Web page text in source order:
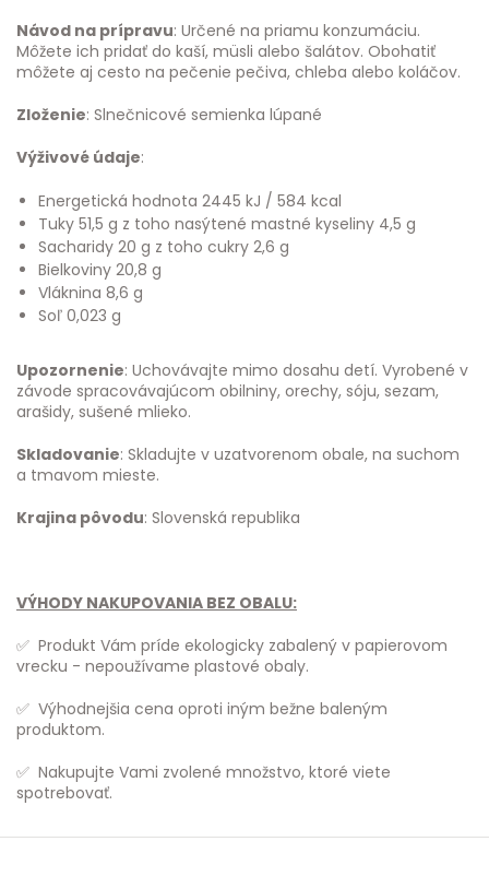
Návod na prípravu: Určené na priamu konzumáciu.
Môžete ich pridať do kaší, müsli alebo šalátov. Obohatiť
môžete aj cesto na pečenie pečiva, chleba alebo koláčov.
Zloženie: Slnečnicové semienka lúpané
Výživové údaje:
Energetická hodnota 2445 kJ / 584 kcal
Tuky 51,5 g z toho nasýtené mastné kyseliny 4,5 g
Sacharidy 20 g z toho cukry 2,6 g
Bielkoviny 20,8 g
Vláknina 8,6 g
Soľ 0,023 g
Upozornenie: Uchovávajte mimo dosahu detí. Vyrobené v
závode spracovávajúcom obilniny, orechy, sóju, sezam,
arašidy, sušené mlieko.
Skladovanie: Skladujte v uzatvorenom obale, na suchom
a tmavom mieste.
Krajina pôvodu: Slovenská republika
VÝHODY NAKUPOVANIA BEZ OBALU:
✅ Produkt Vám príde ekologicky zabalený v papierovom
vrecku - nepoužívame plastové obaly.
✅ Výhodnejšia cena oproti iným bežne baleným
produktom.
✅ Nakupujte Vami zvolené množstvo, ktoré viete
spotrebovať.